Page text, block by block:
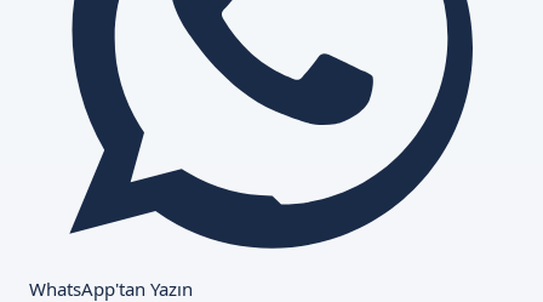
WhatsApp'tan Yazın